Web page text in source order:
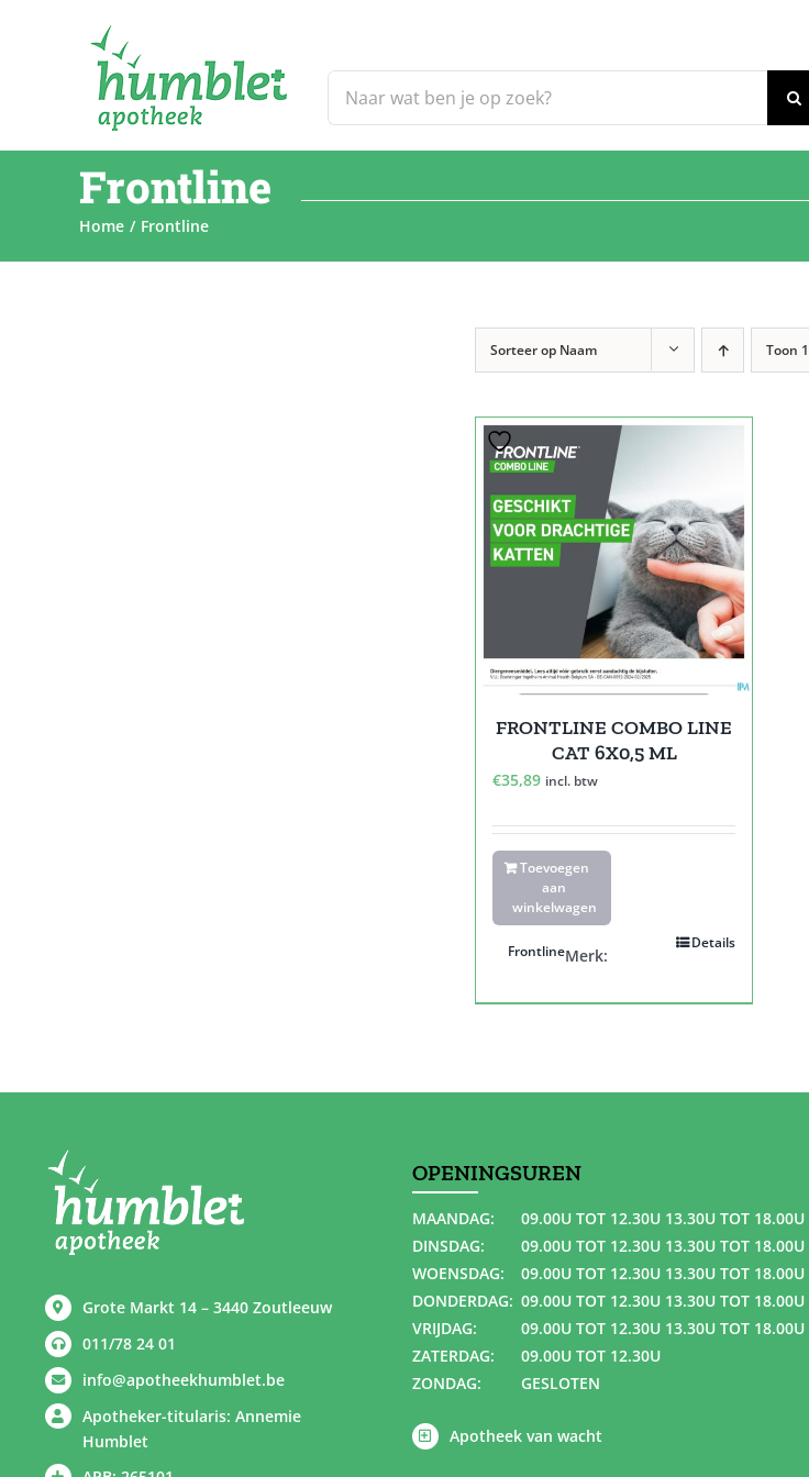
naar:
Frontline
Home Frontline
Sorteer op Naam Toon
FRONTLINE COMBO LINE
CAT 6X0,5 ML
€35,89 incl. btw
Toevoegen
aan
winkelwagen
Details
Merk:
Frontline
Grote Markt 14 – 3440 Zoutleeuw
011/78 24 01
info@apotheekhumblet.be
Apotheker-titularis: Annemie
Humblet
OPENINGSUREN
MAANDAG:
09.00U TOT 12.30U 13.30U TOT 18.00U
DINSDAG:
09.00U TOT 12.30U 13.30U TOT 18.00U
WOENSDAG:
09.00U TOT 12.30U 13.30U TOT 18.00U
DONDERDAG: 09.00U TOT 12.30U 13.30U TOT 18.00U
VRIJDAG:
09.00U TOT 12.30U 13.30U TOT 18.00U
ZATERDAG:
09.00U TOT 12.30U
ZONDAG:
GESLOTEN
Apotheek van wacht